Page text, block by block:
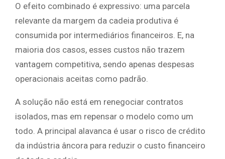
O efeito combinado é expressivo: uma parcela
relevante da margem da cadeia produtiva é
consumida por intermediários financeiros. E, na
maioria dos casos, esses custos não trazem
vantagem competitiva, sendo apenas despesas
operacionais aceitas como padrão.
A solução não está em renegociar contratos
isolados, mas em repensar o modelo como um
todo. A principal alavanca é usar o risco de crédito
da indústria âncora para reduzir o custo financeiro